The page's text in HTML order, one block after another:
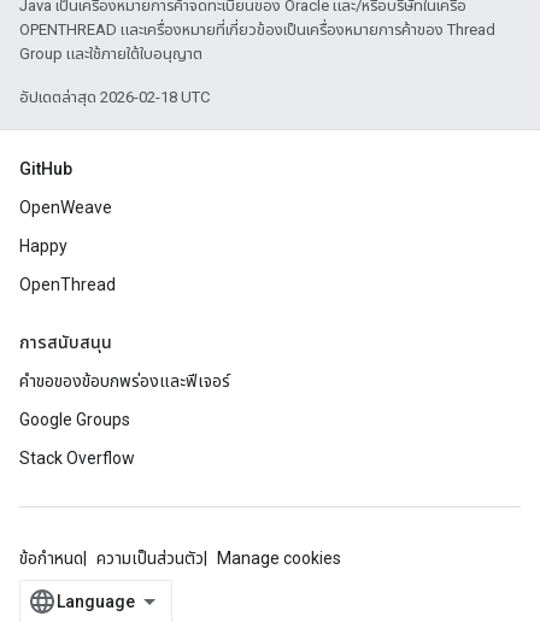
Java เป็นเครื่องหมายการค้าจดทะเบียนของ Oracle และ/หรือบริษัทในเครือ
OPENTHREAD และเครื่องหมายที่เกี่ยวข้องเป็นเครื่องหมายการค้าของ Thread
Group และใช้ภายใต้ใบอนุญาต
อัปเดตล่าสุด 2026-02-18 UTC
GitHub
OpenWeave
Happy
OpenThread
การสนับสนุน
คำขอของข้อบกพร่องและฟีเจอร์
Google Groups
Stack Overflow
ข้อกำหนด ความเป็นส่วนตัว Manage cookies